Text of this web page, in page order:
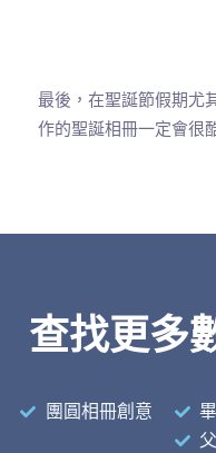
最後，在聖誕節假期尤
作的聖誕相冊一定會很
查找更多
團圓相冊創意